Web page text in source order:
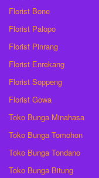
Florist Bone
Florist Palopo
Florist Pinrang
Florist Enrekang
Florist Soppeng
Florist Gowa
Toko Bunga Minahasa
Toko Bunga Tomohon
Toko Bunga Tondano
Toko Bunga Bitung